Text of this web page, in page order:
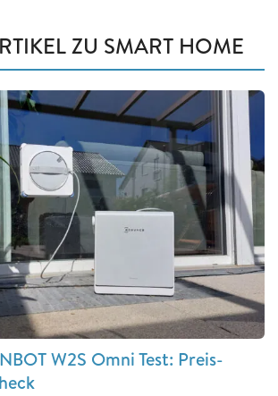
ZU SMART HOME
W2S Omni Test: Preis-